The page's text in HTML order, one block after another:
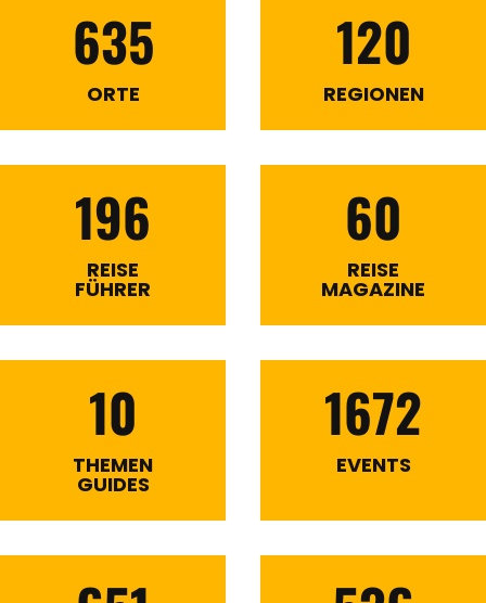
REGIONEN
EVENTS
REISEMAGAZINE
635
ORTE
120
REGIONEN
196
REISE
FÜHRER
60
REISE
MAGAZINE
10
THEMEN
GUIDES
1672
EVENTS